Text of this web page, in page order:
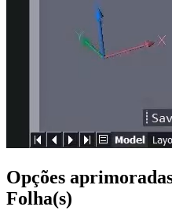
Opções
Folha(s)